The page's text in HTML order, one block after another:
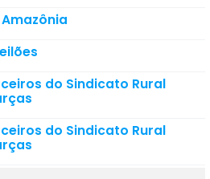
do Sindicato Rural
do Sindicato Rural